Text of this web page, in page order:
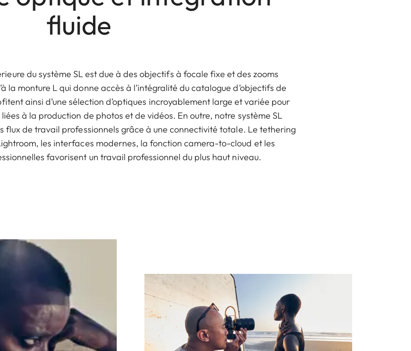
fluide
du système SL est due à des objectifs à focale fixe et des zooms
la monture L qui donne accès à l’intégralité du catalogue d’objectifs de
ainsi d’une sélection d’optiques incroyablement large et variée pour
à la production de photos et de vidéos. En outre, notre système SL
flux de travail professionnels grâce à une connectivité totale. Le tethering
les interfaces modernes, la fonction camera-to-cloud et les
favorisent un travail professionnel du plus haut niveau.